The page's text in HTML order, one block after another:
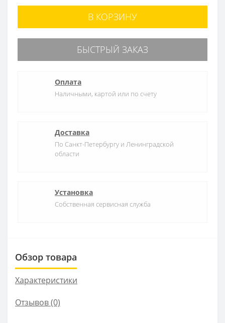
В КОРЗИНУ
БЫСТРЫЙ ЗАКАЗ
Оплата
Наличными, картой или по счету
Доставка
По Санкт-Петербургу и Ленинградской
области
Установка
Собственная сервисная служба
Обзор товара
Характеристики
Отзывов (0)